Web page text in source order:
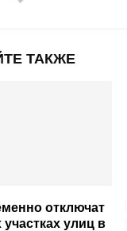
ТАКЖЕ
отключат
участках улиц в